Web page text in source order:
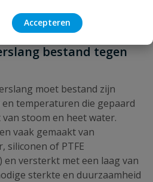
Accepteren
de chemische industrie en
bestand tegen
moet bestand zijn
temperaturen die gepaard
stoom en heet water.
vaak gemaakt van
siliconen of PTFE
versterkt met een laag van
sterkte en duurzaamheid